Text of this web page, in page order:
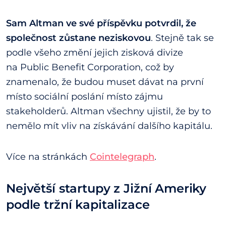
Sam Altman ve své příspěvku potvrdil, že
společnost zůstane neziskovou. Stejně tak se
podle všeho změní jejich zisková divize
na Public Benefit Corporation, což by
znamenalo, že budou muset dávat na první
místo sociální poslání místo zájmu
stakeholderů. Altman všechny ujistil, že by to
nemělo mít vliv na získávání dalšího kapitálu.
Více na stránkách Cointelegraph.
Největší startupy z Jižní Ameriky
podle tržní kapitalizace